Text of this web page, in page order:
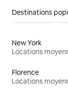
Destinations
New York
Florence